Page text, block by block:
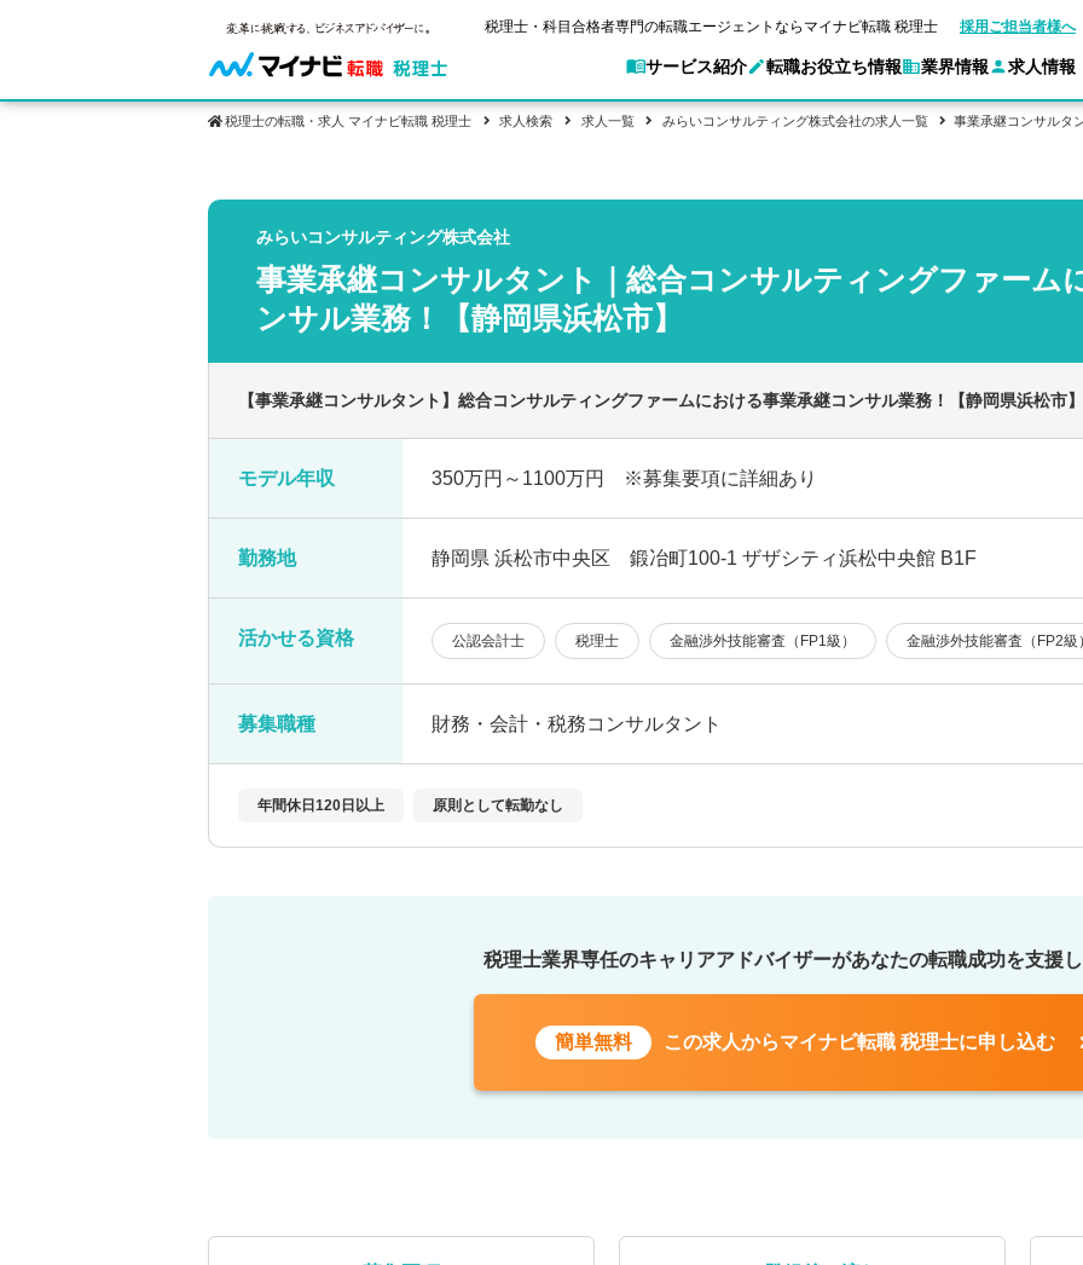
税理士・科目合格者専門の転職エージェントならマイナビ転職 税理士 採用ご担当者様へ
サービス紹介
サービス紹介
マイナビ転職 税理士とは？ ご利用ガイド
キ
転職成功事例
非公開求人とは？
ご
よくあるご質問
転職お役立ち情報
転職お役立ち情報
ご状況別転職ガイド
年齢別転職ポイント
はじめての転職の方へ
2回目以降の転職の方へ
科目合格者の転職
転職活動お役
年収診断
業界情報
業界情報
税理士試験情報
受験資格・申し込み手順
試験科目の一覧と概要
税理士試験合格後の流れ
企業情報
求人情報
求人情報
保有資格別求人情報
税理士の転職
税理士科目合格の転職
業界別求人情報
会計事務所・税理士法人への転職
税理士の転職・求人 マイナビ転職 税理士 求人検索 求人一覧 みらいコンサルティング株式会社の求人一覧 事業承継コンサルタ
みらいコンサルティング株式会社
事業承継コンサルタント｜総合コンサルティングファーム
ンサル業務！【静岡県浜松市】
【事業承継コンサルタント】総合コンサルティングファームにおける事業承継コンサル業務！【静岡県浜松市】
モデル年収 350万円～1100万円 ※募集要項に詳細あり
勤務地 静岡県 浜松市中央区 鍛冶町100-1 ザザシティ浜松中央館 B1F
活かせる資格 公認会計士 税理士 金融渉外技能審査（FP1級） 金融渉外技能審査（FP2級
募集職種 財務・会計・税務コンサルタント
年間休日120日以上 原則として転勤なし
税理士業界専任のキャリアアドバイザーがあなたの転職成功を支援
簡単無料 この求人からマイナビ転職 税理士に申し込む